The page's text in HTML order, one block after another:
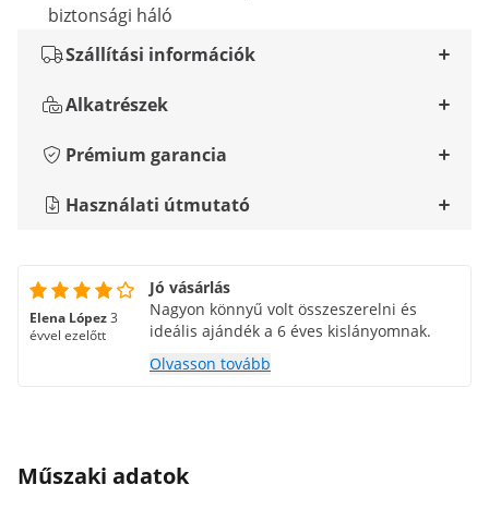
biztonsági háló
Szállítási információk
Alkatrészek
Prémium garancia
Használati útmutató
Elena López3
évvel ezelőtt
Jó vásárlás
Nagyon könnyű volt összeszerelni és
ideális ajándék a 6 éves kislányomnak.
Olvasson tovább
Műszaki adatok